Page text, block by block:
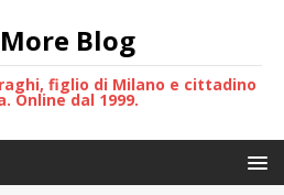
Blog
figlio di Milano e cittadino
Online dal 1999.